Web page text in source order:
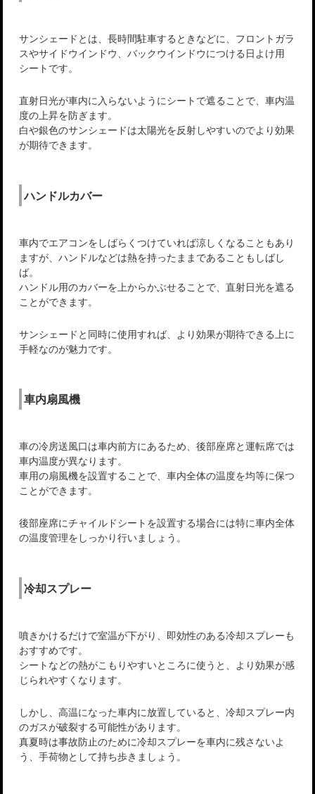
サンシェードとは、長時間駐車するときなどに、フロントガラ
スやサイドウインドウ、バックウインドウにつける日よけ用
シートです。
直射日光が車内に入らないようにシートで遮ることで、車内温
度の上昇を防ぎます。
白や銀色のサンシェードは太陽光を反射しやすいのでより効果
が期待できます。
ハンドルカバー
車内でエアコンをしばらくつけていれば涼しくなることもあり
ますが、ハンドルなどは熱を持ったままであることもしばし
ば。
ハンドル用のカバーを上からかぶせることで、直射日光を遮る
ことができます。
サンシェードと同時に使用すれば、より効果が期待できる上に
手軽なのが魅力です。
車内扇風機
車の冷房送風口は車内前方にあるため、後部座席と運転席では
車内温度が異なります。
車用の扇風機を設置することで、車内全体の温度を均等に保つ
ことができます。
後部座席にチャイルドシートを設置する場合には特に車内全体
の温度管理をしっかり行いましょう。
冷却スプレー
噴きかけるだけで室温が下がり、即効性のある冷却スプレーも
おすすめです。
シートなどの熱がこもりやすいところに使うと、より効果が感
じられやすくなります。
しかし、高温になった車内に放置していると、冷却スプレー内
のガスが破裂する可能性があります。
真夏時は事故防止のために冷却スプレーを車内に残さないよ
う、手荷物として持ち歩きましょう。